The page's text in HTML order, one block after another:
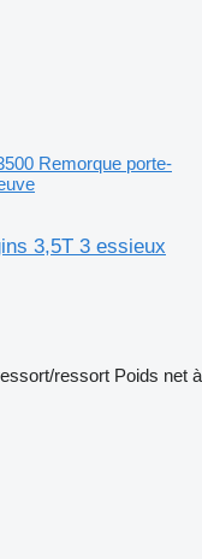
Remorque porte-
3,5T 3 essieux
ressort Poids net à